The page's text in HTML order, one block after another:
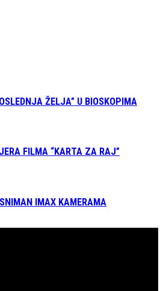
ŽELJA” U BIOSKOPIMA
FILMA “KARTA ZA RAJ”
IMAX KAMERAMA